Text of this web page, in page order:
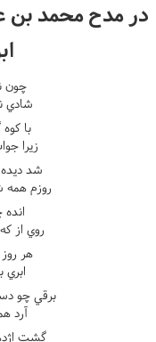
در مدح محمد بن
چون
شادي
با
زيرا
شد ديده
روزم
روي از
هر
برقي چو
آرد
گشت